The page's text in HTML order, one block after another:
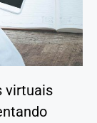
virtuais